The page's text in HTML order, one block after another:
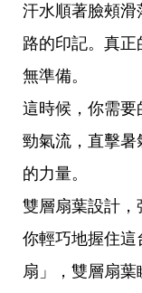
汗水順著臉頰滑
路的印記。真
無準備。
這時候，你需要
勁氣流，直擊暑
的力量。
雙層扇葉設計，
你輕巧地握住這
扇」，雙層扇